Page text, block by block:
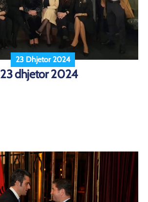
23 Dhjetor 2024
23 dhjetor 2024